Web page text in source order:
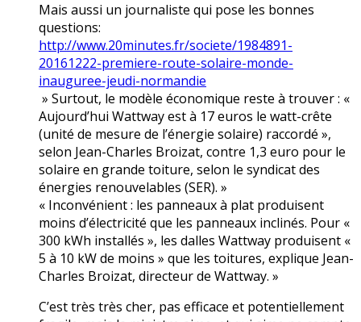
Mais aussi un journaliste qui pose les bonnes
questions:
http://www.20minutes.fr/societe/1984891-
20161222-premiere-route-solaire-monde-
inauguree-jeudi-normandie
» Surtout, le modèle économique reste à trouver : «
Aujourd’hui Wattway est à 17 euros le watt-crête
(unité de mesure de l’énergie solaire) raccordé »,
selon Jean-Charles Broizat, contre 1,3 euro pour le
solaire en grande toiture, selon le syndicat des
énergies renouvelables (SER). »
« Inconvénient : les panneaux à plat produisent
moins d’électricité que les panneaux inclinés. Pour «
300 kWh installés », les dalles Wattway produisent «
5 à 10 kW de moins » que les toitures, explique Jean-
Charles Broizat, directeur de Wattway. »
C’est très très cher, pas efficace et potentiellement